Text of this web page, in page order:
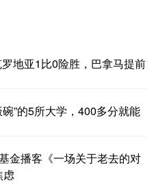
地亚1比0险胜，巴拿马提前
”的5所大学，400多分就能
金播客《一场关于老去的对
虑